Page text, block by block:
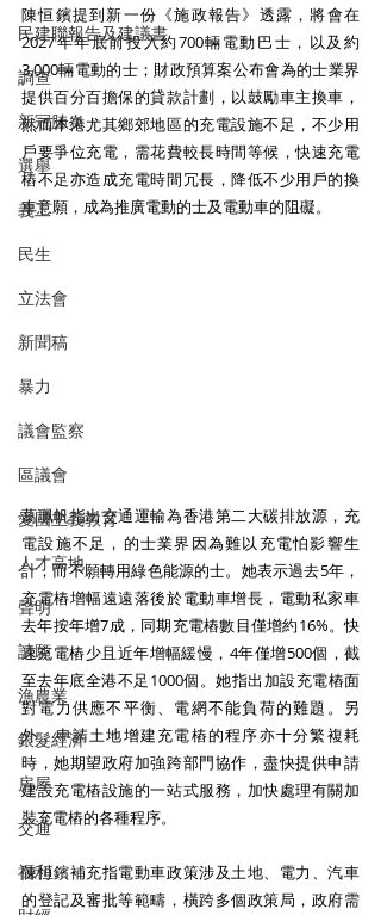
民建聯報告及建議書
調查
新冠肺炎
選舉
義工
民生
立法會
新聞稿
暴力
議會監察
區議會
愛國主義教育
人才高地
聲明
請願
漁農業
銀髮經濟
房屋
交通
福利
陳恒鑌提到新一份《施政報告》透露，將會在
2027年年底前投入約700輛電動巴士，以及約
3,000輛電動的士；財政預算案公布會為的士業界
提供百分百擔保的貸款計劃，以鼓勵車主換車，
然而本港尤其鄉郊地區的充電設施不足，不少用
戶要爭位充電，需花費較長時間等候，快速充電
樁不足亦造成充電時間冗長，降低不少用戶的換
車意願，成為推廣電動的士及電動車的阻礙。
葛珮帆指出交通運輸為香港第二大碳排放源，充
電設施不足，的士業界因為難以充電怕影響生
計，而不願轉用綠色能源的士。她表示過去5年，
充電樁增幅遠遠落後於電動車增長，電動私家車
去年按年增7成，同期充電樁數目僅增約16%。快
速充電樁少且近年增幅緩慢，4年僅增500個，截
至去年底全港不足1000個。她指出加設充電樁面
對電力供應不平衡、電網不能負荷的難題。另
外，申請土地增建充電樁的程序亦十分繁複耗
時，她期望政府加強跨部門協作，盡快提供申請
建設充電樁設施的一站式服務，加快處理有關加
裝充電樁的各種程序。
陳恒鑌補充指電動車政策涉及土地、電力、汽車
的登記及審批等範疇，橫跨多個政策局，政府需